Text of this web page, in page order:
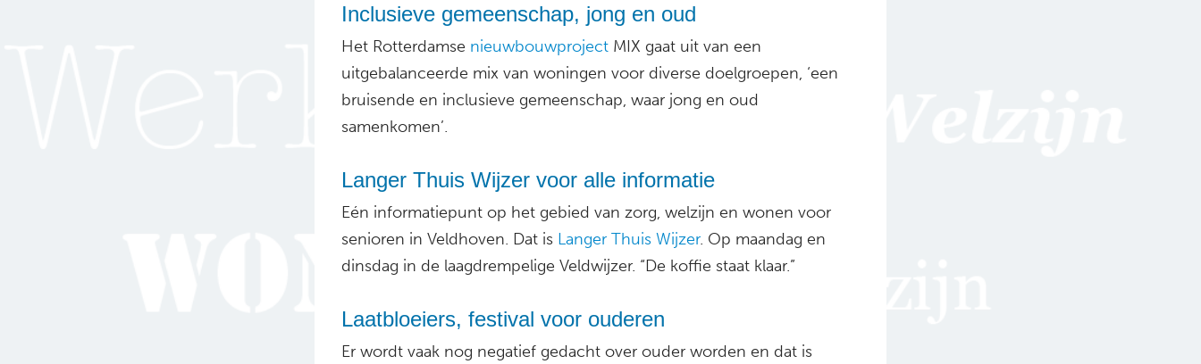
Inclusieve gemeenschap, jong en oud
Het Rotterdamse nieuwbouwproject MIX gaat uit van een
uitgebalanceerde mix van woningen voor diverse doelgroepen, ‘een
bruisende en inclusieve gemeenschap, waar jong en oud
samenkomen’.
Langer Thuis Wijzer voor alle informatie
Eén informatiepunt op het gebied van zorg, welzijn en wonen voor
senioren in Veldhoven. Dat is Langer Thuis Wijzer. Op maandag en
dinsdag in de laagdrempelige Veldwijzer. “De koffie staat klaar.”
Laatbloeiers, festival voor ouderen
Er wordt vaak nog negatief gedacht over ouder worden en dat is